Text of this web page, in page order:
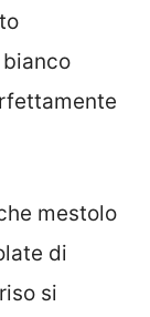
mestolo
di
si